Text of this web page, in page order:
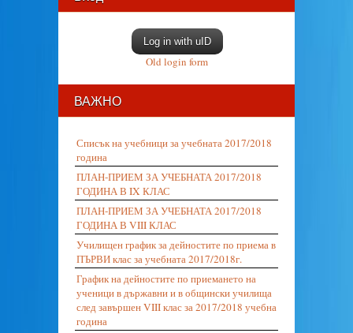
Log in with uID
Old login form
ВАЖНО
Списък на учебници за учебната 2017/2018
година
ПЛАН-ПРИЕМ ЗА УЧЕБНАТА 2017/2018
ГОДИНА В IX КЛАС
ПЛАН-ПРИЕМ ЗА УЧЕБНАТА 2017/2018
ГОДИНА В VIII КЛАС
Училищен график за дейностите по приема в
ПЪРВИ клас за учебната 2017/2018г.
График на дейностите по приемането на
ученици в държавни и в общински училища
след завършен VIII клас за 2017/2018 учебна
година